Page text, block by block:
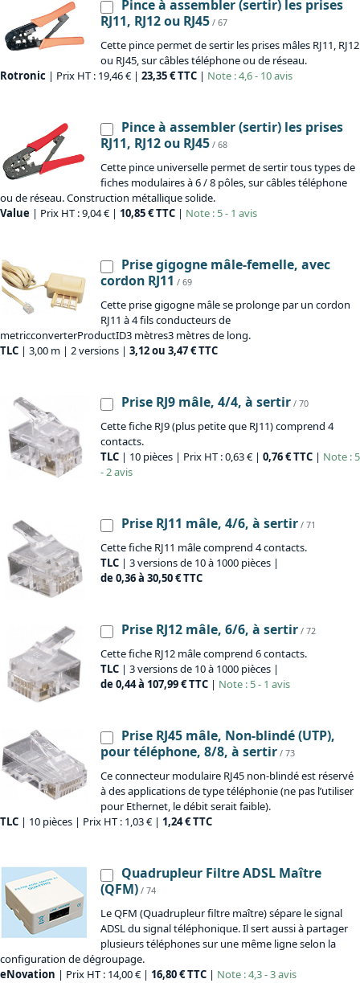
Pince à assembler (sertir) les prises
RJ11, RJ12 ou RJ45 / 67
Cette pince permet de sertir les prises mâles RJ11, RJ12
ou RJ45, sur câbles téléphone ou de réseau.
Rotronic | Prix HT : 19,46 € | 23,35 € TTC | Note : 4,6 - 10 avis
Pince à assembler (sertir) les prises
RJ11, RJ12 ou RJ45 / 68
Cette pince universelle permet de sertir tous types de
fiches modulaires à 6 / 8 pôles, sur câbles téléphone
ou de réseau. Construction métallique solide.
Value | Prix HT : 9,04 € | 10,85 € TTC | Note : 5 - 1 avis
Prise gigogne mâle-femelle, avec
cordon RJ11 / 69
Cette prise gigogne mâle se prolonge par un cordon
RJ11 à 4 fils conducteurs de
metricconverterProductID3 mètres3 mètres de long.
TLC | 3,00 m | 2 versions | 3,12 ou 3,47 € TTC
Prise RJ9 mâle, 4/4, à sertir / 70
Cette fiche RJ9 (plus petite que RJ11) comprend 4
contacts.
TLC | 10 pièces | Prix HT : 0,63 € | 0,76 € TTC | Note : 5
- 2 avis
Prise RJ11 mâle, 4/6, à sertir / 71
Cette fiche RJ11 mâle comprend 4 contacts.
TLC | 3 versions de 10 à 1000 pièces |
de 0,36 à 30,50 € TTC
Prise RJ12 mâle, 6/6, à sertir / 72
Cette fiche RJ12 mâle comprend 6 contacts.
TLC | 3 versions de 10 à 1000 pièces |
de 0,44 à 107,99 € TTC | Note : 5 - 1 avis
Prise RJ45 mâle, Non-blindé (UTP),
pour téléphone, 8/8, à sertir / 73
Ce connecteur modulaire RJ45 non-blindé est réservé
à des applications de type téléphonie (ne pas l’utiliser
pour Ethernet, le débit serait faible).
TLC | 10 pièces | Prix HT : 1,03 € | 1,24 € TTC
Quadrupleur Filtre ADSL Maître
(QFM) / 74
Le QFM (Quadrupleur filtre maître) sépare le signal
ADSL du signal téléphonique. Il sert aussi à partager
plusieurs téléphones sur une même ligne selon la
configuration de dégroupage.
eNovation | Prix HT : 14,00 € | 16,80 € TTC | Note : 4,3 - 3 avis